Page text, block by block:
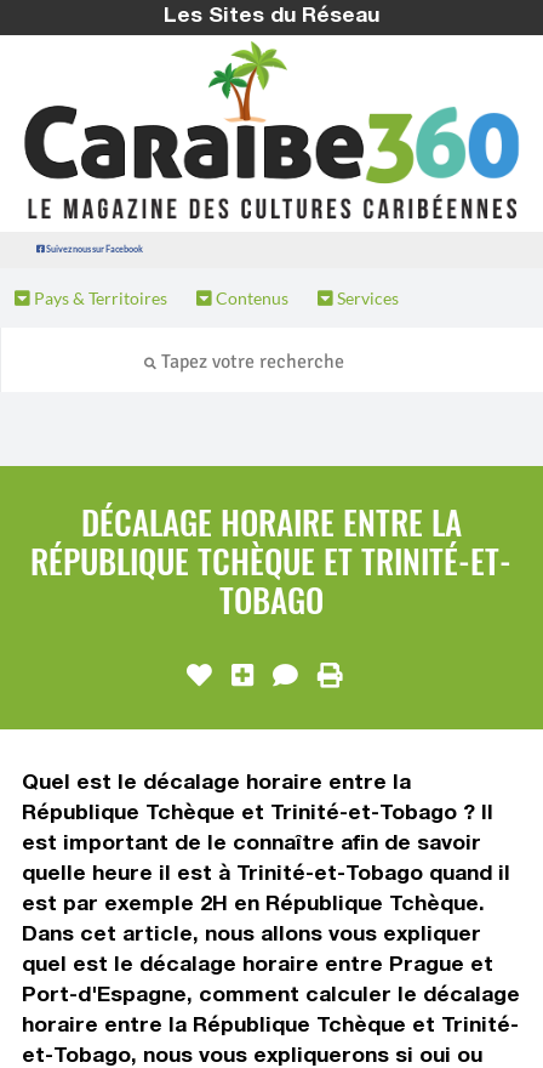
Les Sites du Réseau
Suivez nous sur Facebook
Pays & Territoires Contenus Services
DÉCALAGE HORAIRE ENTRE LA
RÉPUBLIQUE TCHÈQUE ET TRINITÉ-ET-
TOBAGO
Quel est le décalage horaire entre la
République Tchèque et Trinité-et-Tobago ? Il
est important de le connaître afin de savoir
quelle heure il est à Trinité-et-Tobago quand il
est par exemple 2H en République Tchèque.
Dans cet article, nous allons vous expliquer
quel est le décalage horaire entre Prague et
Port-d'Espagne, comment calculer le décalage
horaire entre la République Tchèque et Trinité-
et-Tobago, nous vous expliquerons si oui ou